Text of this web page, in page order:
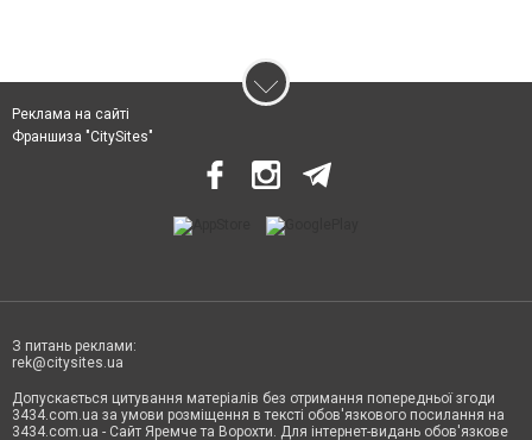
Реклама на сайті
Франшиза "CitySites"
З питань реклами:
rek@citysites.ua
Допускається цитування матеріалів без отримання попередньої згоди
3434.com.ua за умови розміщення в тексті обов'язкового посилання на
3434.com.ua - Сайт Яремче та Ворохти. Для інтернет-видань обов'язкове